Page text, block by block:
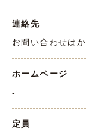
連絡先
お問い合わせは
ホームページ
-
定員